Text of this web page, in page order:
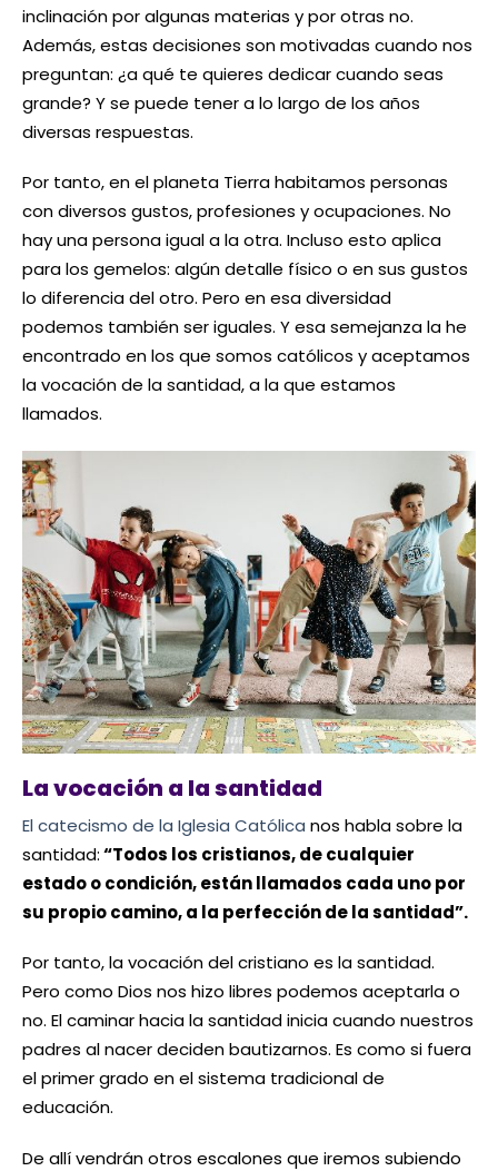
inclinación por algunas materias y por otras no.
Además, estas decisiones son motivadas cuando nos
preguntan: ¿a qué te quieres dedicar cuando seas
grande? Y se puede tener a lo largo de los años
diversas respuestas.
Por tanto, en el planeta Tierra habitamos personas
con diversos gustos, profesiones y ocupaciones. No
hay una persona igual a la otra. Incluso esto aplica
para los gemelos: algún detalle físico o en sus gustos
lo diferencia del otro. Pero en esa diversidad
podemos también ser iguales. Y esa semejanza la he
encontrado en los que somos católicos y aceptamos
la vocación de la santidad, a la que estamos
llamados.
La vocación a la santidad
El catecismo de la Iglesia Católica nos habla sobre la
santidad:“Todos los cristianos, de cualquier
estado o condición, están llamados cada uno por
su propio camino, a la perfección de la santidad”.
Por tanto, la vocación del cristiano es la santidad.
Pero como Dios nos hizo libres podemos aceptarla o
no. El caminar hacia la santidad inicia cuando nuestros
padres al nacer deciden bautizarnos. Es como si fuera
el primer grado en el sistema tradicional de
educación.
De allí vendrán otros escalones que iremos subiendo